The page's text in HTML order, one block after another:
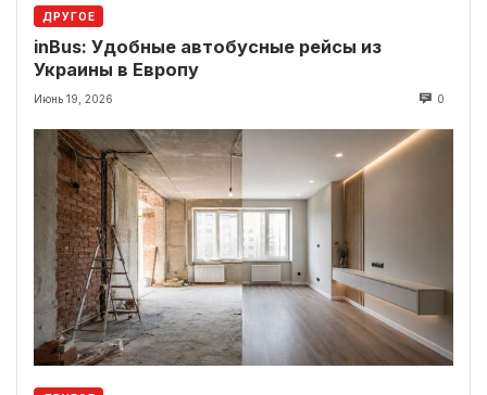
ДРУГОЕ
inBus: Удобные автобусные рейсы из
Украины в Европу
Июнь 19, 2026 0